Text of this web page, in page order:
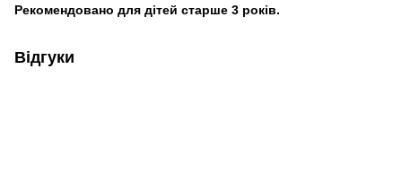
Рекомендовано для дітей старше 3 років.
Відгуки